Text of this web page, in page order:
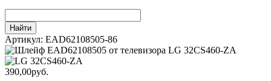
Артикул: EAD62108505-86
390,00руб.